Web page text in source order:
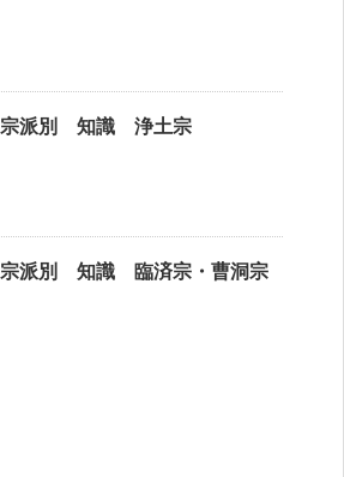
宗派別 知識 浄土宗
宗派別 知識 臨済宗・曹洞宗